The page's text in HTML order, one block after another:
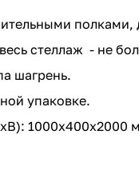
полками,
стеллаж - не
шагрень.
упаковке.
1000х400х2000